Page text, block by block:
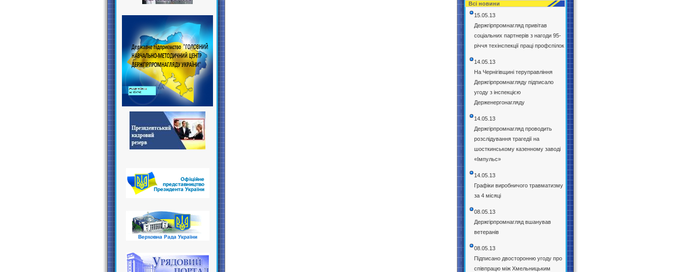
Всі новини
15.05.13
Держгірпромнагляд привітав
соціальних партнерів з нагоди 95-
річчя техінспекції праці профспілок
14.05.13
На Чернігівщині теруправління
Держгірпромнагляду підписало
угоду з інспекцією
Держенергонагляду
14.05.13
Держгірпромнагляд проводить
розслідування трагедії на
шосткинському казенному заводі
«Імпульс»
14.05.13
Графіки виробничого травматизму
за 4 місяці
08.05.13
Держгірпромнагляд вшанував
ветеранів
08.05.13
Підписано двосторонню угоду про
співпрацю між Хмельницьким